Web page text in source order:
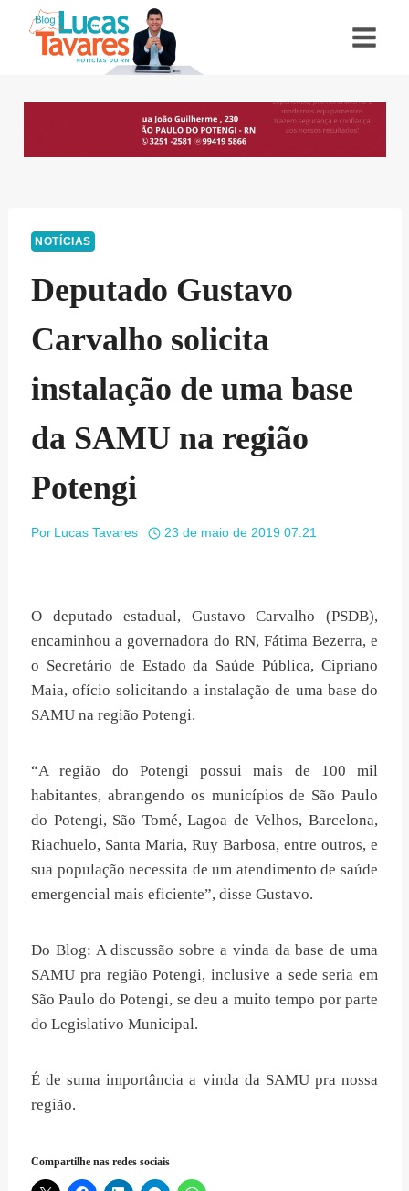
NOTÍCIAS
Deputado Gustavo
Carvalho solicita
instalação de uma base
da SAMU na região
Potengi
Por Lucas Tavares 23 de maio de 2019 07:21
O deputado estadual, Gustavo Carvalho (PSDB),
encaminhou a governadora do RN, Fátima Bezerra, e
o Secretário de Estado da Saúde Pública, Cipriano
Maia, ofício solicitando a instalação de uma base do
SAMU na região Potengi.
“A região do Potengi possui mais de 100 mil
habitantes, abrangendo os municípios de São Paulo
do Potengi, São Tomé, Lagoa de Velhos, Barcelona,
Riachuelo, Santa Maria, Ruy Barbosa, entre outros, e
sua população necessita de um atendimento de saúde
emergencial mais eficiente”, disse Gustavo.
Do Blog: A discussão sobre a vinda da base de uma
SAMU pra região Potengi, inclusive a sede seria em
São Paulo do Potengi, se deu a muito tempo por parte
do Legislativo Municipal.
É de suma importância a vinda da SAMU pra nossa
região.
Compartilhe nas redes sociais